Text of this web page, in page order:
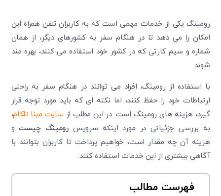
رومینگ یکی از خدمات مهمی است که به کاربران تلفن همراه این
امکان را می دهد تا در هنگام سفر به کشورهای دیگر، از همان
شماره و سیم کارتی که در کشور خود استفاده می کنند، بهره مند
شوند.
با استفاده از رومینگ، افراد می توانند در هنگام سفر به راحتی
ارتباطات خود را حفظ کنند، اما نکته ای که باید مورد توجه قرار
گیرد، هزینه های رومینگ است. در این مطلب از سایت مبنا تلکام،
به بررسی جزئیاتی در مورد اینکه سرویسرومینگ چیستو
هزینه آن چه مقدار است، خواهیم پرداخت تا کاربران بتوانند با
آگاهی بیشتری از این خدمات استفاده کنند.
فهرست مطالب